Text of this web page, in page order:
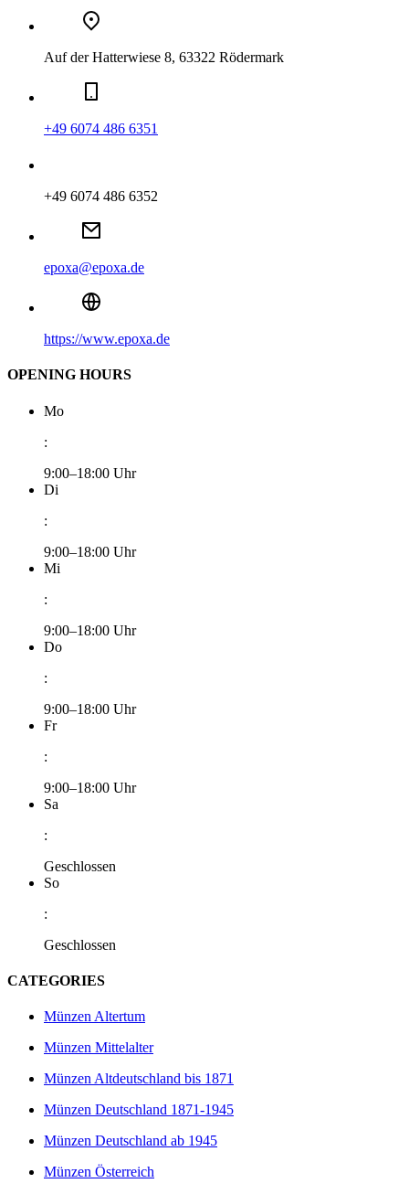
Auf der Hatterwiese 8, 63322 Rödermark
+49 6074 486 6351
+49 6074 486 6352
epoxa@epoxa.de
https://www.epoxa.de
OPENING HOURS
Mo
:
9:00–18:00 Uhr
Di
:
9:00–18:00 Uhr
Mi
:
9:00–18:00 Uhr
Do
:
9:00–18:00 Uhr
Fr
:
9:00–18:00 Uhr
Sa
:
Geschlossen
So
:
Geschlossen
CATEGORIES
Münzen Altertum
Münzen Mittelalter
Münzen Altdeutschland bis 1871
Münzen Deutschland 1871-1945
Münzen Deutschland ab 1945
Münzen Österreich